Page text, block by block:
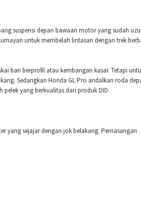
suspensi depan bawaan motor yang sudah
untuk membelah lintasan dengan trek
ban berprofil atau kembangan kasar. Tetapi
Sedangkan Honda GL Pro andalkan roda
yang berkualitas dari produk DID.
yang sejajar dengan jok belakang. Pemasangan